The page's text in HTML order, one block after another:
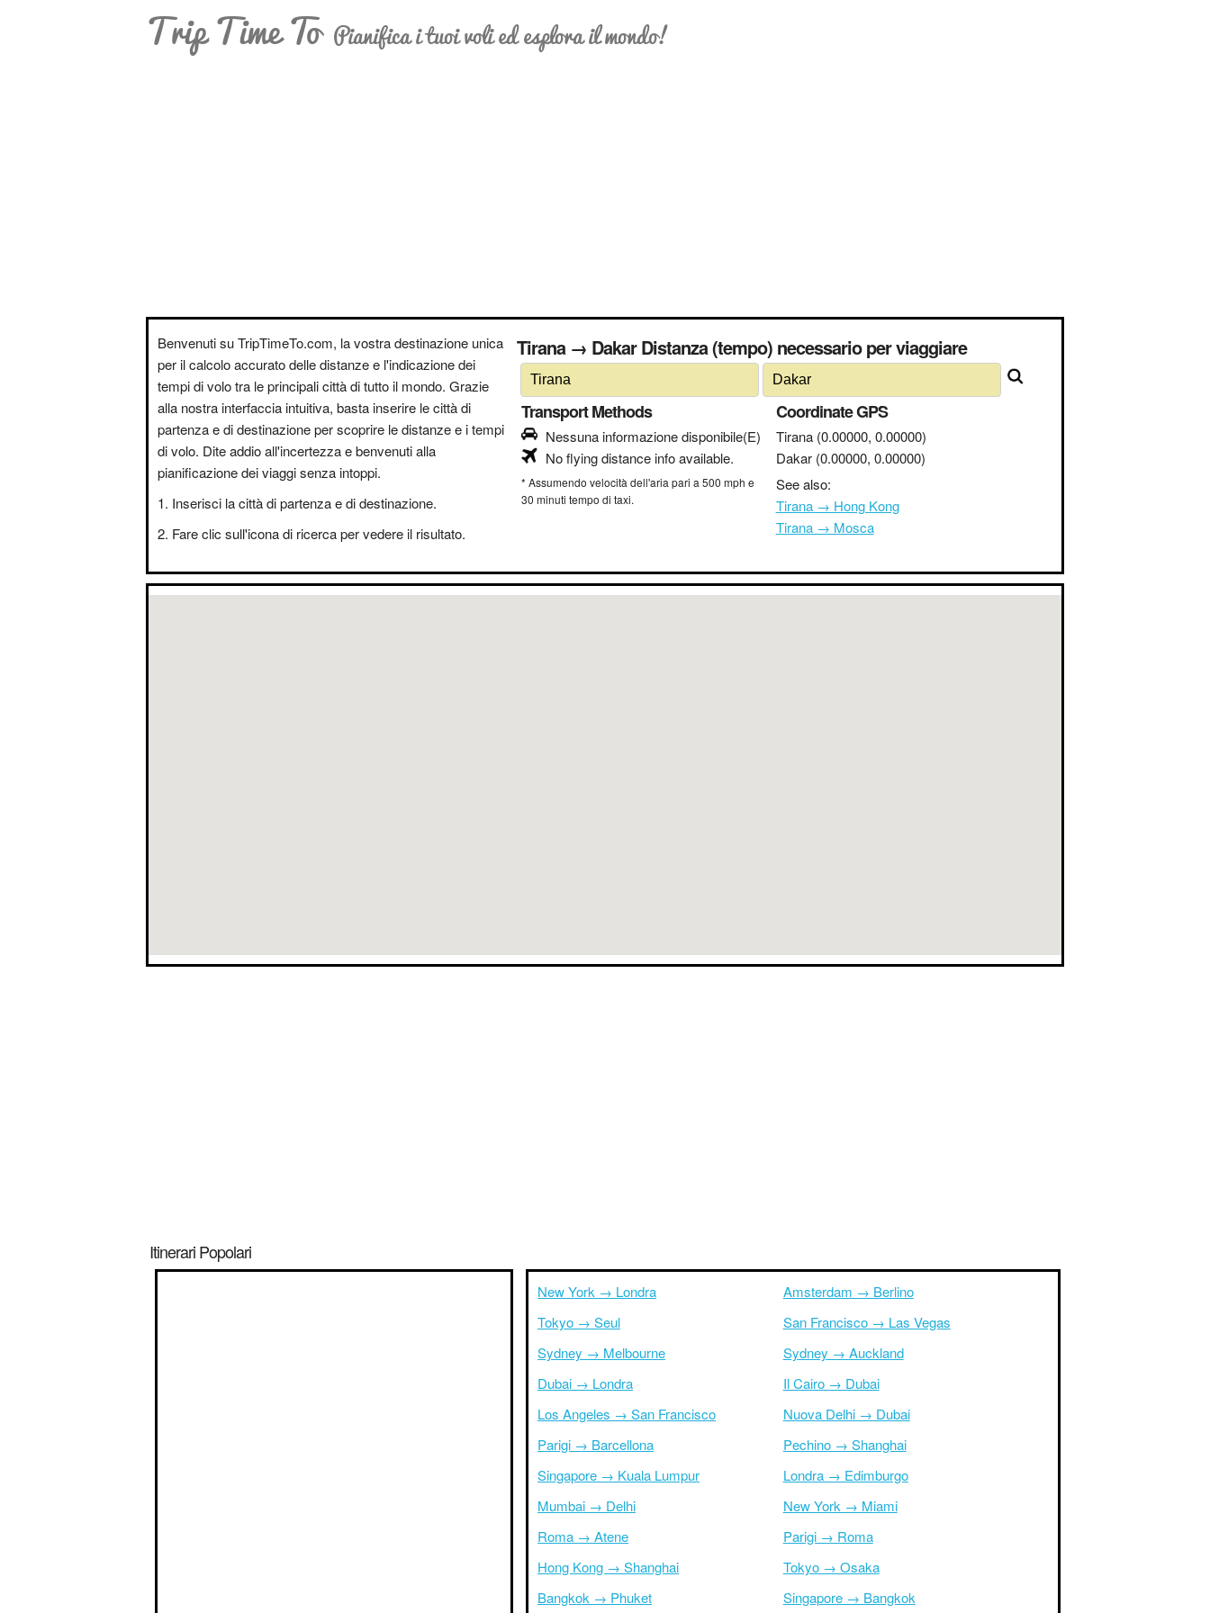
Trip Time To Pianifica i tuoi voli ed esplora il mondo!
Benvenuti su TripTimeTo.com, la vostra destinazione unica
per il calcolo accurato delle distanze e l'indicazione dei
tempi di volo tra le principali città di tutto il mondo. Grazie
alla nostra interfaccia intuitiva, basta inserire le città di
partenza e di destinazione per scoprire le distanze e i tempi
di volo. Dite addio all'incertezza e benvenuti alla
pianificazione dei viaggi senza intoppi.
Inserisci la città di partenza e di destinazione.
Fare clic sull'icona di ricerca per vedere il risultato.
Tirana → Dakar Distanza (tempo) necessario per viaggiare
Transport Methods
Nessuna informazione disponibile(E)
No flying distance info available.
* Assumendo velocità dell'aria pari a 500 mph e
30 minuti tempo di taxi.
Coordinate GPS
Tirana (0.00000, 0.00000)
Dakar (0.00000, 0.00000)
See also:
Tirana → Hong Kong
Tirana → Mosca
Itinerari Popolari
New York → Londra
Tokyo → Seul
Sydney → Melbourne
Dubai → Londra
Los Angeles → San Francisco
Parigi → Barcellona
Singapore → Kuala Lumpur
Mumbai → Delhi
Roma → Atene
Hong Kong → Shanghai
Bangkok → Phuket
Amsterdam → Berlino
San Francisco → Las Vegas
Sydney → Auckland
Il Cairo → Dubai
Nuova Delhi → Dubai
Pechino → Shanghai
Londra → Edimburgo
New York → Miami
Parigi → Roma
Tokyo → Osaka
Singapore → Bangkok